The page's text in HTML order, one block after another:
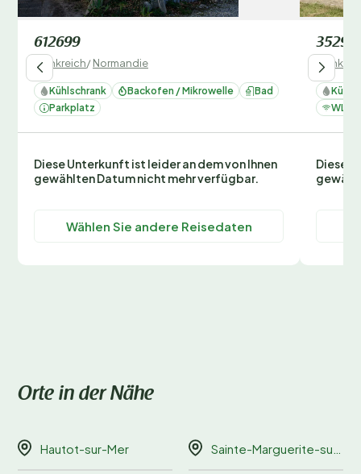
612699
Frankreich/Normandie
Kühlschrank Backofen / Mikrowelle
Bad
Parkplatz
Diese Unterkunft ist leider an dem von Ihnen
gewählten Datum nicht mehr verfügbar.
Wählen Sie andere Reisedaten
WLAN
Diese
Orte in der Nähe
Hautot-sur-Mer Sainte-Marguerite-sur-Mer